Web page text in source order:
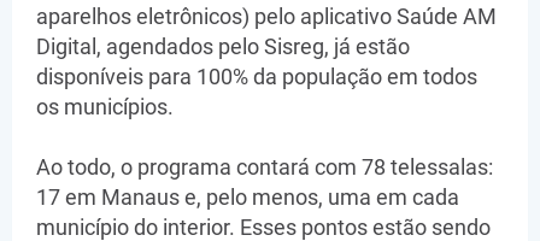
aparelhos eletrônicos) pelo aplicativo Saúde AM
Digital, agendados pelo Sisreg, já estão
disponíveis para 100% da população em todos
os municípios.
Ao todo, o programa contará com 78 telessalas:
17 em Manaus e, pelo menos, uma em cada
município do interior. Esses pontos estão sendo